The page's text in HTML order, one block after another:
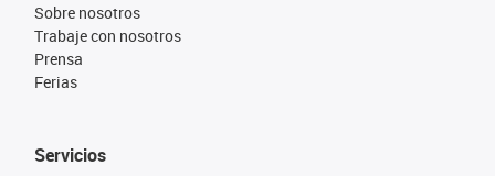
Sobre nosotros
Trabaje con nosotros
Prensa
Ferias
Servicios